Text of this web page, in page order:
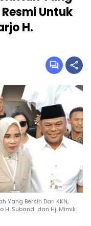
Untuk
H.
Yang Bersih Dari KKN,
H. Subandi dan Hj. Mimik.